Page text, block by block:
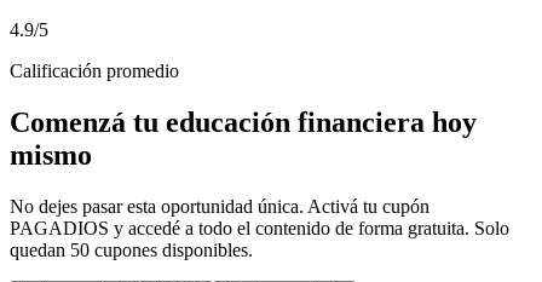
4.9/5
Calificación promedio
Comenzá tu educación financiera hoy
mismo
No dejes pasar esta oportunidad única. Activá tu cupón
PAGADIOS y accedé a todo el contenido de forma gratuita. Solo
quedan 50 cupones disponibles.